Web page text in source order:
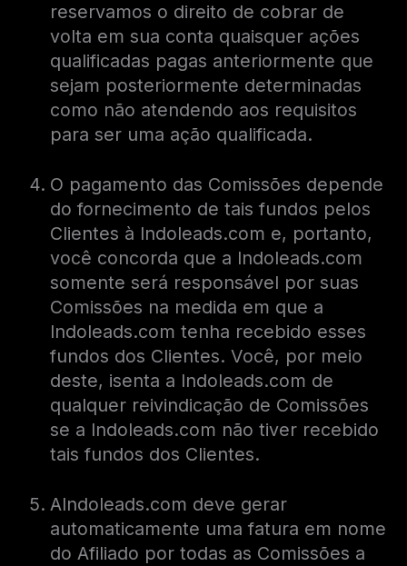
reservamos o direito de cobrar de
volta em sua conta quaisquer ações
qualificadas pagas anteriormente que
sejam posteriormente determinadas
como não atendendo aos requisitos
para ser uma ação qualificada.
O pagamento das Comissões depende
do fornecimento de tais fundos pelos
Clientes à Indoleads.com e, portanto,
você concorda que a Indoleads.com
somente será responsável por suas
Comissões na medida em que a
Indoleads.com tenha recebido esses
fundos dos Clientes. Você, por meio
deste, isenta a Indoleads.com de
qualquer reivindicação de Comissões
se a Indoleads.com não tiver recebido
tais fundos dos Clientes.
AIndoleads.com deve gerar
automaticamente uma fatura em nome
do Afiliado por todas as Comissões a